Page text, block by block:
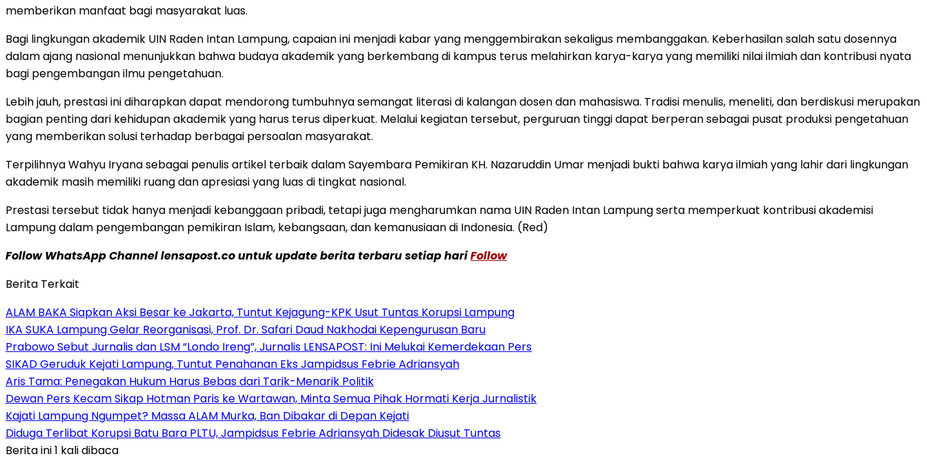
memberikan manfaat bagi masyarakat luas.
Bagi lingkungan akademik UIN Raden Intan Lampung, capaian ini menjadi kabar yang menggembirakan sekaligus membanggakan. Keberhasilan salah satu dosennya
dalam ajang nasional menunjukkan bahwa budaya akademik yang berkembang di kampus terus melahirkan karya-karya yang memiliki nilai ilmiah dan kontribusi nyata
bagi pengembangan ilmu pengetahuan.
Lebih jauh, prestasi ini diharapkan dapat mendorong tumbuhnya semangat literasi di kalangan dosen dan mahasiswa. Tradisi menulis, meneliti, dan berdiskusi merupakan
bagian penting dari kehidupan akademik yang harus terus diperkuat. Melalui kegiatan tersebut, perguruan tinggi dapat berperan sebagai pusat produksi pengetahuan
yang memberikan solusi terhadap berbagai persoalan masyarakat.
Terpilihnya Wahyu Iryana sebagai penulis artikel terbaik dalam Sayembara Pemikiran KH. Nazaruddin Umar menjadi bukti bahwa karya ilmiah yang lahir dari lingkungan
akademik masih memiliki ruang dan apresiasi yang luas di tingkat nasional.
Prestasi tersebut tidak hanya menjadi kebanggaan pribadi, tetapi juga mengharumkan nama UIN Raden Intan Lampung serta memperkuat kontribusi akademisi
Lampung dalam pengembangan pemikiran Islam, kebangsaan, dan kemanusiaan di Indonesia. (Red)
Follow WhatsApp Channel lensapost.co untuk update berita terbaru setiap hariFollow
Berita Terkait
ALAM BAKA Siapkan Aksi Besar ke Jakarta, Tuntut Kejagung-KPK Usut Tuntas Korupsi Lampung
IKA SUKA Lampung Gelar Reorganisasi, Prof. Dr. Safari Daud Nakhodai Kepengurusan Baru
Prabowo Sebut Jurnalis dan LSM “Londo Ireng”, Jurnalis LENSAPOST: Ini Melukai Kemerdekaan Pers
SIKAD Geruduk Kejati Lampung, Tuntut Penahanan Eks Jampidsus Febrie Adriansyah
Aris Tama: Penegakan Hukum Harus Bebas dari Tarik-Menarik Politik
Dewan Pers Kecam Sikap Hotman Paris ke Wartawan, Minta Semua Pihak Hormati Kerja Jurnalistik
Kajati Lampung Ngumpet? Massa ALAM Murka, Ban Dibakar di Depan Kejati
Diduga Terlibat Korupsi Batu Bara PLTU, Jampidsus Febrie Adriansyah Didesak Diusut Tuntas
Berita ini 1 kali dibaca